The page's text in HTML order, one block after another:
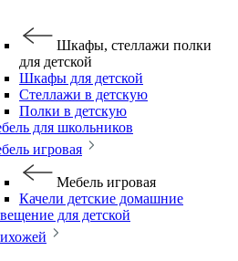
Шкафы, стеллажи полки
для детской
Шкафы для детской
Стеллажи в детскую
Полки в детскую
для школьников
игровая
Мебель игровая
Качели детские домашние
для детской